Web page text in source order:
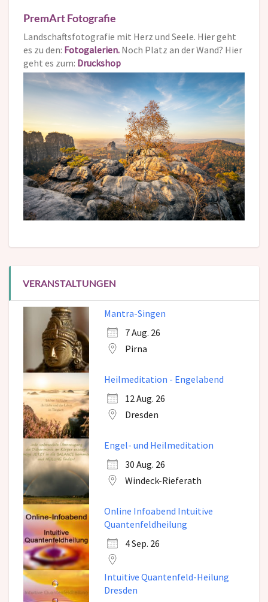
PremArt Fotografie
Landschaftsfotografie mit Herz und Seele. Hier geht
es zu den: Fotogalerien. Noch Platz an der Wand? Hier
geht es zum: Druckshop
VERANSTALTUNGEN
Mantra-Singen
7 Aug. 26
Pirna
Heilmeditation - Engelabend
12 Aug. 26
Dresden
Engel- und Heilmeditation
30 Aug. 26
Windeck-Rieferath
Online Infoabend Intuitive
Quantenfeldheilung
4 Sep. 26
Intuitive Quantenfeld-Heilung
Dresden